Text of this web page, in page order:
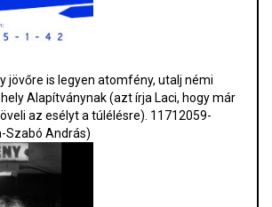
jövőre is legyen atomfény, utalj némi
Alapítványnak (azt írja Laci, hogy már
az esélyt a túlélésre). 11712059-
Szabó András)